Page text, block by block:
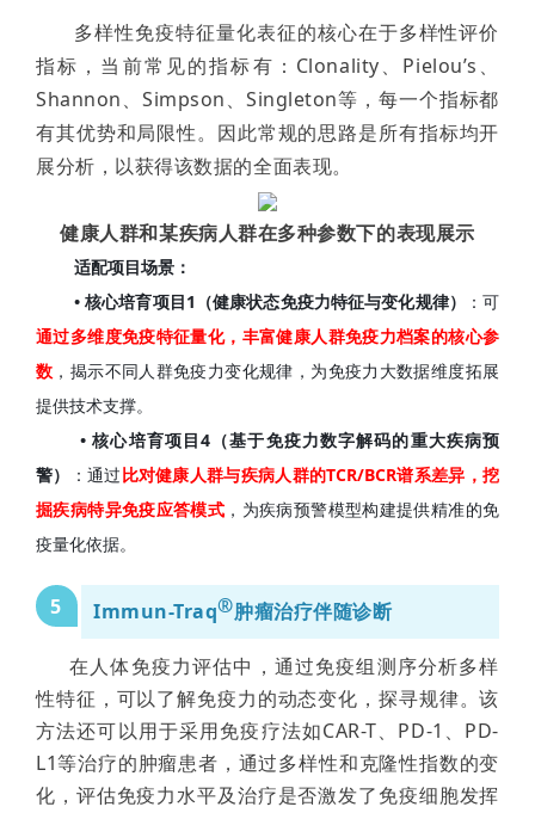
多样性免疫特征量化表征的核心在于多样性评价
指标，当前常见的指标有：Clonality、Pielou’s、
Shannon、Simpson、Singleton等，每一个指标都
有其优势和局限性。因此常规的思路是所有指标均开
展分析，以获得该数据的全面表现。
健康人群和某疾病人群在多种参数下的表现展示
适配项目场景：
• 核心培育项目1（健康状态免疫力特征与变化规律）
：可
通过多维度免疫特征量化，丰富健康人群免疫力档案的核心参
数 ，揭示不同人群免疫力变化规律，为免疫力大数据维度拓展
提供技术支撑。
• 核心培育项目4（基于免疫力数字解码的重大疾病预
警）
：通过 比对健康人群与疾病人群的TCR/BCR谱系差异，挖
掘疾病特异免疫应答模式 ，为疾病预警模型构建提供精准的免
疫量化依据。
5 Immun-Traq®肿瘤治疗伴随诊断
在人体免疫力评估中，通过免疫组测序分析多样
性特征，可以了解免疫力的动态变化，探寻规律。该
方法还可以用于采用免疫疗法如CAR-T、PD-1、PD-
L1等治疗的肿瘤患者，通过多样性和克隆性指数的变
化，评估免疫力水平及治疗是否激发了免疫细胞发挥